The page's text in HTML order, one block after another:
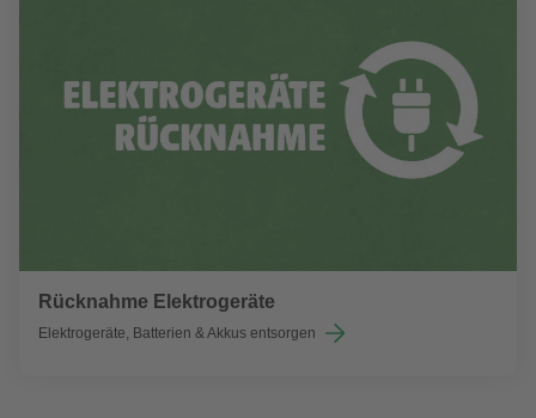
Rücknahme Elektrogeräte
Elektrogeräte, Batterien & Akkus entsorgen